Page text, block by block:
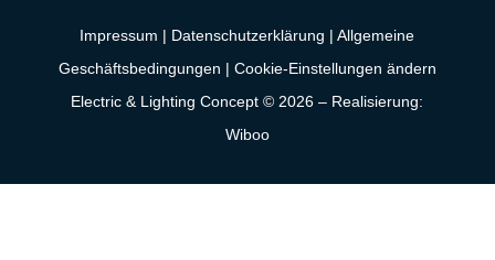
Impressum | Datenschutzerklärung |Allgemeine
Geschäftsbedingungen | Cookie-Einstellungen ändern
Electric & Lighting Concept © 2026 – Realisierung:
Wiboo